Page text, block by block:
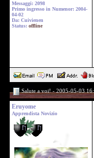
Messaggi: 2098
Primo ingresso in Numenor: 2004-
04-02
Da: Cuivienen
Status: offline
Salute a voi! - 2005-05-03
Eruyome
Apprendista Novizio